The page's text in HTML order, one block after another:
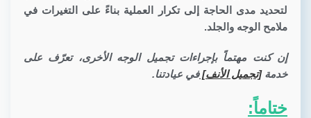
لتحديد مدى الحاجة إلى تكرار العملية بناءً على التغيرات في
ملامح الوجه والجلد.
إن كنت مهتماً بإجراءات تجميل الوجه الأخرى، تعرّف على
خدمة[تجميل الأنف]في عيادتنا.
ختاماً: